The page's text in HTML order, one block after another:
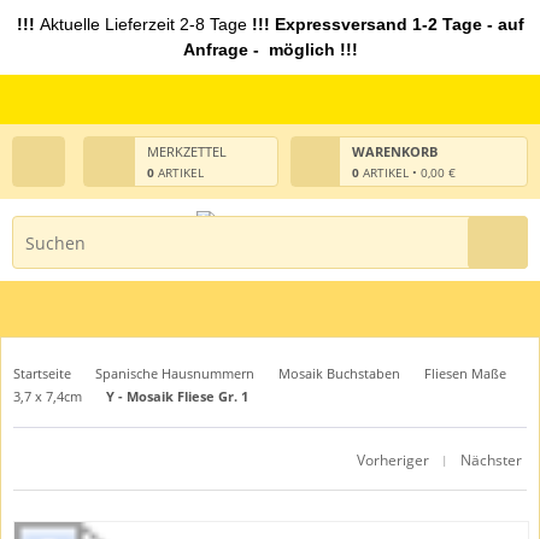
!!! Aktuelle Lieferzeit 2-8 Tage !!! Expressversand 1-2 Tage - auf
Anfrage - möglich !!!
WARENKORB
0 ARTIKEL • 0,00 €
MERKZETTEL
0 ARTIKEL
Startseite Spanische Hausnummern Mosaik Buchstaben
Fliesen Maße
3,7 x 7,4cm
Y - Mosaik Fliese Gr. 1
Vorheriger | Nächster